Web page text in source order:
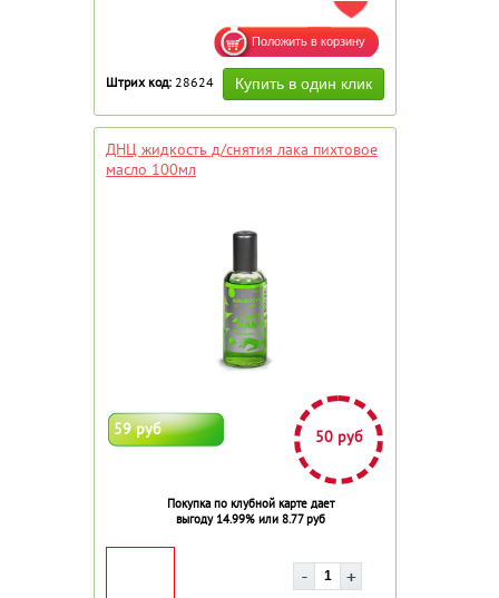
Штрих код: 28624
ДНЦ жидкость д/снятия лака пихтовое
масло 100мл
59 руб 50 руб
Покупка по клубной карте дает
выгоду 14.99% или 8.77 руб